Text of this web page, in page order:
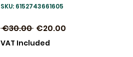
SKU: 6152743661605
€30.00 Regular
Price
€20.00
VAT Included